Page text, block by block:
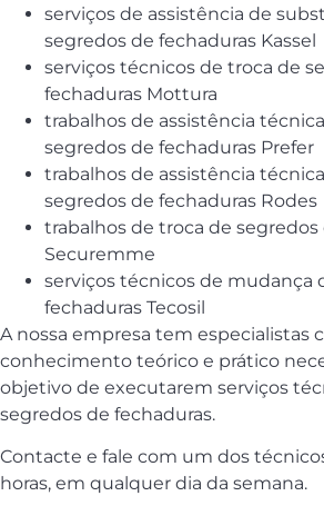
serviços de assistência de
segredos de fechaduras Kassel
serviços técnicos de troca de
fechaduras Mottura
trabalhos de assistência
segredos de fechaduras Prefer
trabalhos de assistência
segredos de fechaduras Rodes
trabalhos de troca de segredos
Securemme
serviços técnicos de mudança
fechaduras Tecosil
A nossa empresa tem especialistas
conhecimento teórico e prático
objetivo de executarem serviços
segredos de fechaduras.
Contacte e fale com um dos
horas, em qualquer dia da semana.